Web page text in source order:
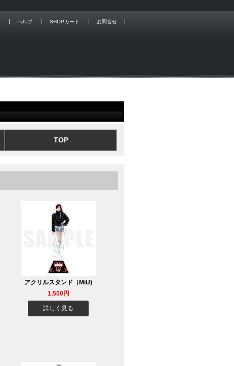
ヘルプ SHOPカート お問合せ
TOP
アクリルスタンド（MiU)
1,500円
詳しく見る